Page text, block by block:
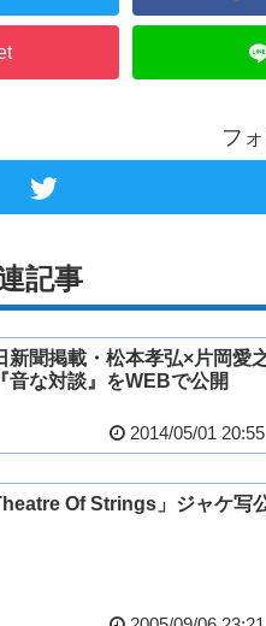
フ
記事
新聞掲載・松本孝弘×片岡愛
音な対談』をWEBで公開
2014/05/01 20:55
Of Strings」ジャケ写